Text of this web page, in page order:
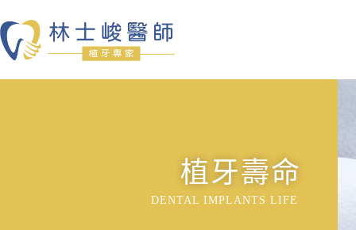
植牙壽命
DENTAL IMPLANTS LIFE